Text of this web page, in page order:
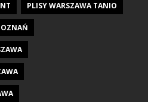
PLISY WARSZAWA TANIO